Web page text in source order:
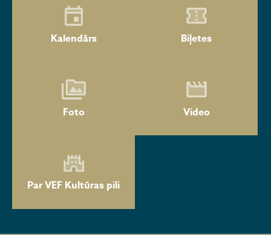
Kalendārs Biļetes
Foto Video
Par VEF Kultūras pili